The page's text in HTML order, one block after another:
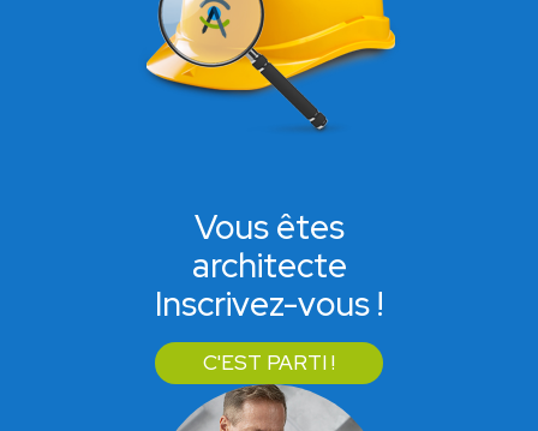
Vous êtes
architecte
Inscrivez-vous !
C'EST PARTI !